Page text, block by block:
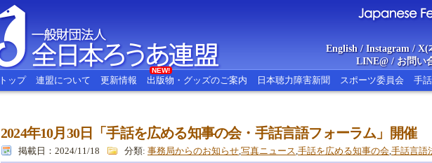
全日本ろうあ連盟 Japanese
English/ Instagram/ X(
LINE@/ お問い
トップ
連盟について 更新情報 出版物・グッズのご案内
NEW!
日本聴力障害新聞 スポーツ委員会 手
2024年10月30日「手話を広める知事の会・手話言語フォーラム」開催
掲載日：2024/11/18 分類: 事務局からのお知らせ,写真ニュース,手話を広める知事の会,手話言語